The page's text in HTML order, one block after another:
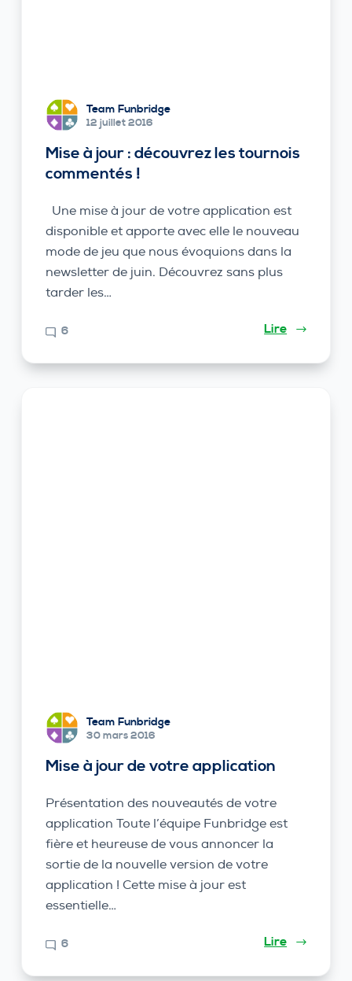
Team Funbridge
12 juillet 2016
Mise à jour : découvrez les tournois
commentés !
Une mise à jour de votre application est
disponible et apporte avec elle le nouveau
mode de jeu que nous évoquions dans la
newsletter de juin. Découvrez sans plus
tarder les…
6 Lire
Team Funbridge
30 mars 2016
Mise à jour de votre application
Présentation des nouveautés de votre
application Toute l’équipe Funbridge est
fière et heureuse de vous annoncer la
sortie de la nouvelle version de votre
application ! Cette mise à jour est
essentielle…
6 Lire